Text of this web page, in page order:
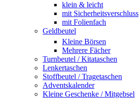
klein & leicht
mit Sicherheitsverschluss
mit Folienfach
Geldbeutel
Kleine Börsen
Mehrere Fächer
Turnbeutel / Kitataschen
Lenkertaschen
Stoffbeutel / Tragetaschen
Adventskalender
Kleine Geschenke / Mitgebsel